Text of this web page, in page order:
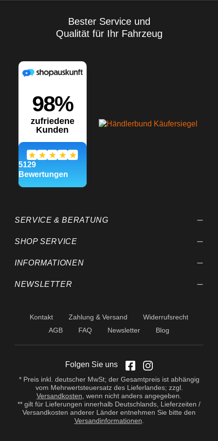
Bester Service und
Qualität für Ihr Fahrzeug
SERVICE & BERATUNG
SHOP SERVICE
INFORMATIONEN
NEWSLETTER
Kontakt Zahlung & Versand
Widerrufsrecht
AGB
FAQ Newsletter Blog
Folgen Sie uns
* Preis inkl. deutscher MwSt; der Gesamtpreis ist abhängig
vom Mehrwertsteuersatz des Lieferlandes; zzgl.
Versandkosten , wenn nicht anders angegeben.
** gilt für Lieferungen innerhalb Deutschlands, Lieferzeiten /
Versandkosten anderer Länder entnehmen Sie bitte den
Versandinformationen